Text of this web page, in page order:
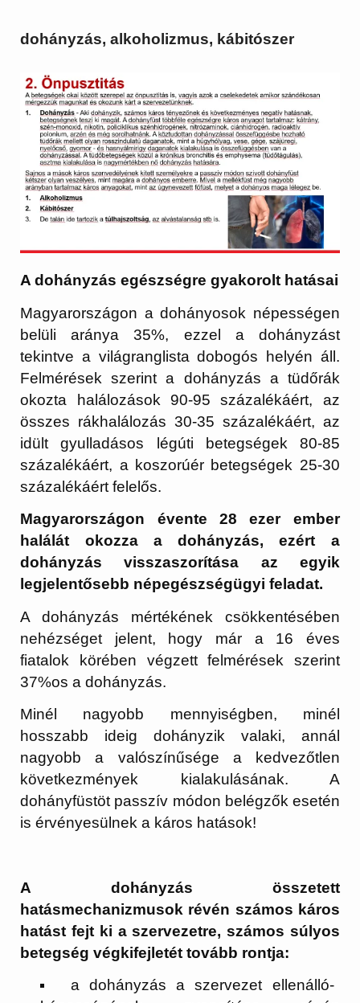
dohányzás, alkoholizmus, kábitószer
A dohányzás egészségre gyakorolt hatásai
Magyarországon a dohányosok népességen
belüli aránya 35%, ezzel a dohányzást
tekintve a világranglista dobogós helyén áll.
Felmérések szerint a dohányzás a tüdőrák
okozta halálozások 90-95 százalékáért, az
összes rákhalálozás 30-35 százalékáért, az
idült gyulladásos légúti betegségek 80-85
százalékáért, a koszorúér betegségek 25-30
százalékáért felelős.
Magyarországon évente 28 ezer ember
halálát okozza a dohányzás, ezért a
dohányzás visszaszorítása az egyik
legjelentősebb népegészségügyi feladat.
A dohányzás mértékének csökkentésében
nehézséget jelent, hogy már a 16 éves
fiatalok körében végzett felmérések szerint
37%os a dohányzás.
Minél nagyobb mennyiségben, minél
hosszabb ideig dohányzik valaki, annál
nagyobb a valószínűsége a kedvezőtlen
következmények kialakulásának. A
dohányfüstöt passzív módon belégzők esetén
is érvényesülnek a káros hatások!
A dohányzás összetett
hatásmechanizmusok révén számos káros
hatást fejt ki a szervezetre, számos súlyos
betegség végkifejletét tovább rontja:
a dohányzás a szervezet ellenálló-